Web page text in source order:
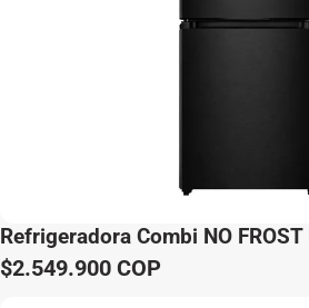
Refrigeradora Combi NO
Precio normal
$2.549.900 COP